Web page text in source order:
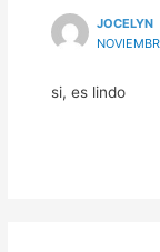
JOCELYN
si, es lindo